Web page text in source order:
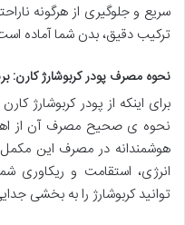
سریع و جلوگیری از هرگونه
ترکیب دقیق، بدن شما آماده است
نحوه مصرف پودر کربوشارژ کارن:
برای اینکه از پودر کربوشارژ
نحوه ی صحیح مصرف آن از
هوشمندانه در مصرف این
انرژی، استقامت و ریکاوری
توانید کربوشارژ را به بخشی